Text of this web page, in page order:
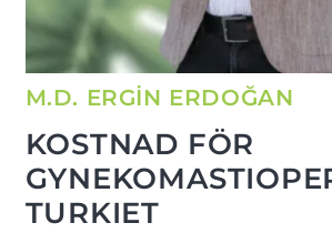
M.D. ERGİN ERDOĞAN
KOSTNAD FÖR
TURKIET